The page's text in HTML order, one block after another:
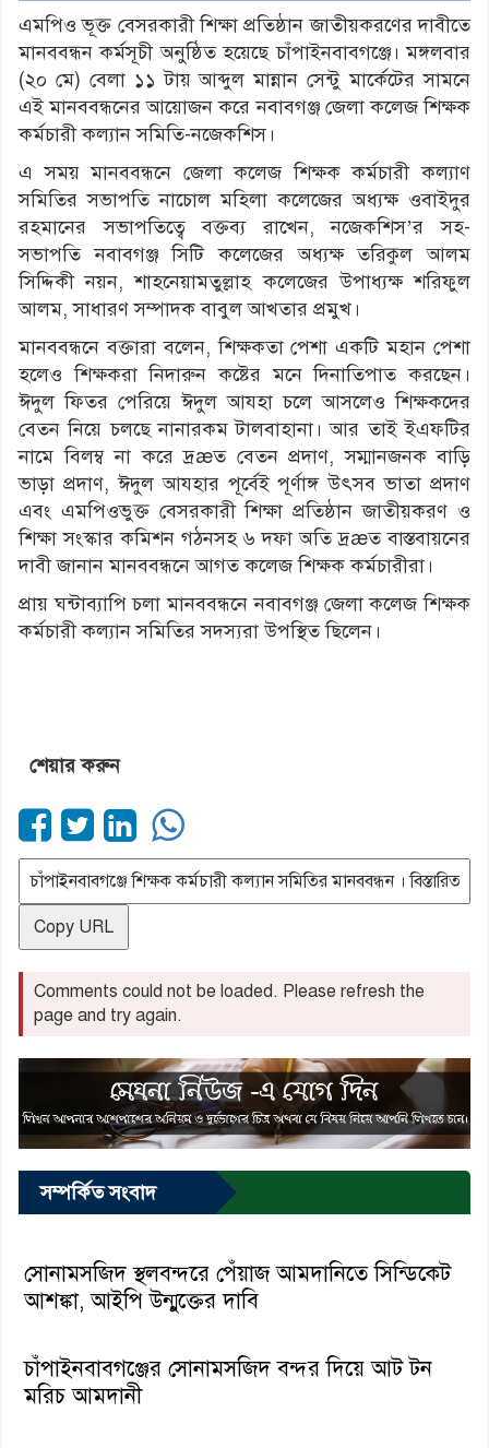
এমপিও ভূক্ত বেসরকারী শিক্ষা প্রতিষ্ঠান জাতীয়করণের দাবীতে
মানববন্ধন কর্মসূচী অনুষ্ঠিত হয়েছে চাঁপাইনবাবগঞ্জে। মঙ্গলবার
(২০ মে) বেলা ১১ টায় আব্দুল মান্নান সেন্টু মার্কেটের সামনে
এই মানববন্ধনের আয়োজন করে নবাবগঞ্জ জেলা কলেজ শিক্ষক
কর্মচারী কল্যান সমিতি-নজেকশিস।
এ সময় মানববন্ধনে জেলা কলেজ শিক্ষক কর্মচারী কল্যাণ
সমিতির সভাপতি নাচোল মহিলা কলেজের অধ্যক্ষ ওবাইদুর
রহমানের সভাপতিত্বে বক্তব্য রাখেন, নজেকশিস’র সহ-
সভাপতি নবাবগঞ্জ সিটি কলেজের অধ্যক্ষ তরিকুল আলম
সিদ্দিকী নয়ন, শাহনেয়ামতুল্লাহ কলেজের উপাধ্যক্ষ শরিফুল
আলম, সাধারণ সম্পাদক বাবুল আখতার প্রমুখ।
মানববন্ধনে বক্তারা বলেন, শিক্ষকতা পেশা একটি মহান পেশা
হলেও শিক্ষকরা নিদারুন কষ্টের মনে দিনাতিপাত করছেন।
ঈদুল ফিতর পেরিয়ে ঈদুল আযহা চলে আসলেও শিক্ষকদের
বেতন নিয়ে চলছে নানারকম টালবাহানা। আর তাই ইএফটির
নামে বিলম্ব না করে দ্রæত বেতন প্রদাণ, সম্মানজনক বাড়ি
ভাড়া প্রদাণ, ঈদুল আযহার পূর্বেই পূর্ণাঙ্গ উৎসব ভাতা প্রদাণ
এবং এমপিওভুক্ত বেসরকারী শিক্ষা প্রতিষ্ঠান জাতীয়করণ ও
শিক্ষা সংস্কার কমিশন গঠনসহ ৬ দফা অতি দ্রæত বাস্তবায়নের
দাবী জানান মানববন্ধনে আগত কলেজ শিক্ষক কর্মচারীরা।
প্রায় ঘন্টাব্যাপি চলা মানববন্ধনে নবাবগঞ্জ জেলা কলেজ শিক্ষক
কর্মচারী কল্যান সমিতির সদস্যরা উপস্থিত ছিলেন।
শেয়ার করুন
Copy URL
Comments could not be loaded. Please refresh the
page and try again.
সম্পর্কিত সংবাদ
সোনামসজিদ স্থলবন্দরে পেঁয়াজ আমদানিতে সিন্ডিকেট
আশঙ্কা, আইপি উন্মুক্তের দাবি
চাঁপাইনবাবগঞ্জের সোনামসজিদ বন্দর দিয়ে আট টন
মরিচ আমদানী